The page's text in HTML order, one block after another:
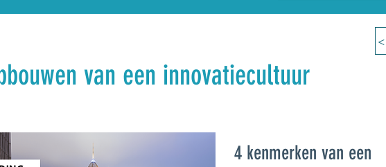
van een innovatiecultuur
4 kenmerken van een